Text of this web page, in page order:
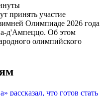
принять участие
Олимпиаде 2026 года
д'Ампеццо. Об этом
олимпийского
рассказал, что готов стать